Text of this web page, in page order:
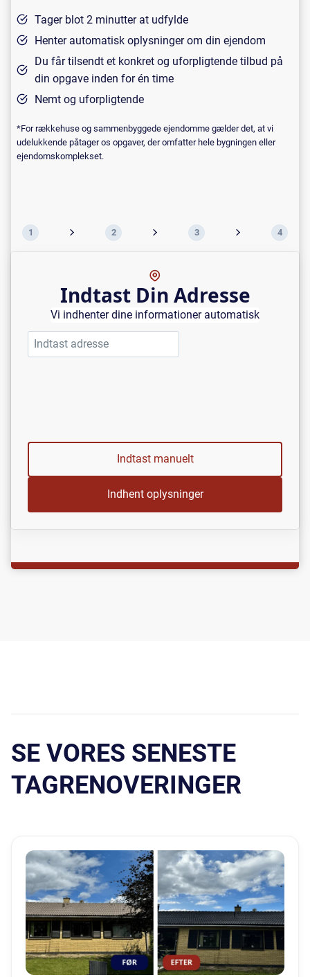
Tager blot 2 minutter at udfylde
Henter automatisk oplysninger om din ejendom
Du får tilsendt et konkret og uforpligtende tilbud på
din opgave inden for én time
Nemt og uforpligtende
*For rækkehuse og sammenbyggede ejendomme gælder det, at vi
udelukkende påtager os opgaver, der omfatter hele bygningen eller
ejendomskomplekset.
1 2 3 4
Indtast Din Adresse
Vi indhenter dine informationer automatisk
Indtast manuelt
Indhent oplysninger
SE VORES SENESTE
TAGRENOVERINGER